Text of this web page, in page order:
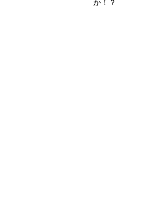
か！？